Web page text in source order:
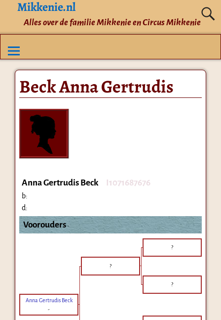
Mikkenie.nl
Alles over de familie Mikkenie en Circus Mikkenie
Beck Anna Gertrudis
Anna Gertrudis Beck I1071687676
b:
d:
Voorouders
?
?
?
Anna Gertrudis Beck
-